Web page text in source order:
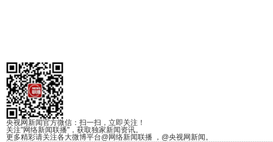
央视网新闻官方微信：扫一扫，立即关注！
关注"网络新闻联播"，获取独家新闻资讯。
更多精彩请关注各大微博平台@网络新闻联播 ，@央视网新闻。